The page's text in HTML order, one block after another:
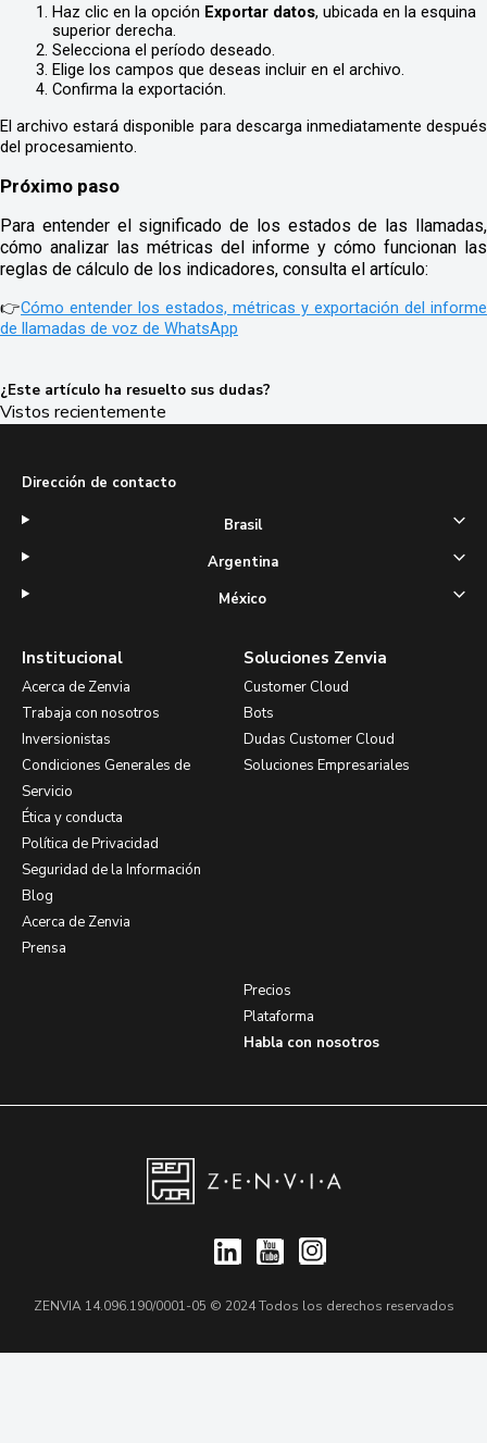
Haz clic en la opción Exportar datos, ubicada en la esquina
superior derecha.
Selecciona el período deseado.
Elige los campos que deseas incluir en el archivo.
Confirma la exportación.
El archivo estará disponible para descarga inmediatamente después
del procesamiento.
Próximo paso
Para entender el significado de los estados de las llamadas,
cómo analizar las métricas del informe y cómo funcionan las
reglas de cálculo de los indicadores, consulta el artículo:
👉Cómo entender los estados, métricas y exportación del informe
de llamadas de voz de WhatsApp
¿Este artículo ha resuelto sus dudas?
Vistos recientemente
Institucional
Acerca de Zenvia
Trabaja con nosotros
Inversionistas
Condiciones Generales de
Servicio
Ética y conducta
Política de Privacidad
Seguridad de la Información
Blog
Acerca de Zenvia
Prensa
Soluciones Zenvia
Customer Cloud
Bots
Dudas Customer Cloud
Soluciones Empresariales
Precios
Plataforma
Habla con nosotros
Dirección de contacto
Brasil
Argentina
México
ZENVIA 14.096.190/0001-05 © 2024 Todos los derechos reservados